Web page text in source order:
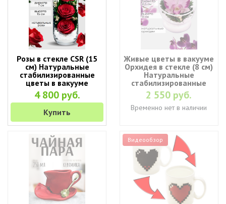
Розы в стекле CSR (15
см) Натуральные
стабилизированные
цветы в вакууме
4 800 руб.
Купить
Живые цветы в вакууме
Орхидея в стекле (8 см)
Натуральные
стабилизированные
цветы в вакууме
2 550 руб.
Временно нет в наличии
Видеообзор